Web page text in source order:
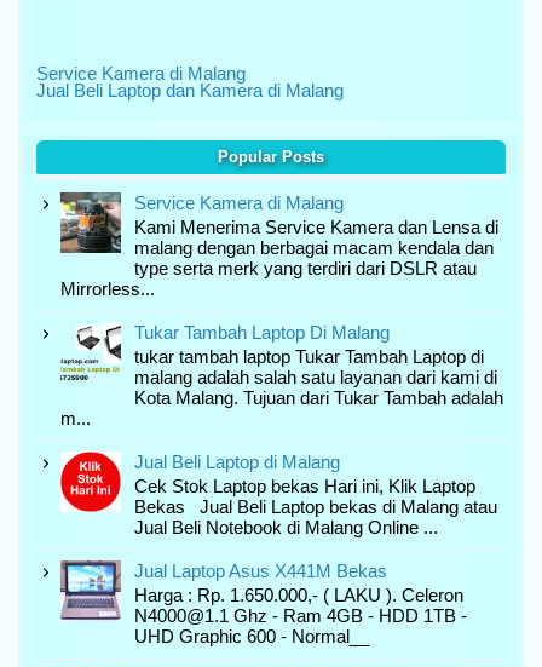
Service Kamera di Malang
Jual Beli Laptop dan Kamera di Malang
Popular Posts
Service Kamera di Malang
Kami Menerima Service Kamera dan Lensa di
malang dengan berbagai macam kendala dan
type serta merk yang terdiri dari DSLR atau
Mirrorless...
Tukar Tambah Laptop Di Malang
tukar tambah laptop Tukar Tambah Laptop di
malang adalah salah satu layanan dari kami di
Kota Malang. Tujuan dari Tukar Tambah adalah
m...
Jual Beli Laptop di Malang
Cek Stok Laptop bekas Hari ini, Klik Laptop
Bekas Jual Beli Laptop bekas di Malang atau
Jual Beli Notebook di Malang Online ...
Jual Laptop Asus X441M Bekas
Harga : Rp. 1.650.000,- ( LAKU ). Celeron
N4000@1.1 Ghz - Ram 4GB - HDD 1TB -
UHD Graphic 600 - Normal__